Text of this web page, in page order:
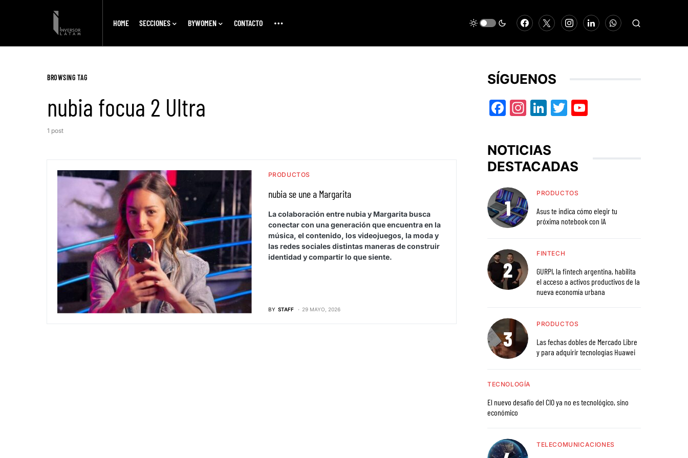
HOME SECCIONES BYWOMEN CONTACTO
BROWSING TAG
nubia focua 2 Ultra
1 post
PRODUCTOS
nubia se une a Margarita
La colaboración entre nubia y Margarita busca
conectar con una generación que encuentra en la
música, el contenido, los videojuegos, la moda y
las redes sociales distintas maneras de construir
identidad y compartir lo que siente.
BY STAFF 29 MAYO, 2026
SÍGUENOS
Facebook
Instagram
LinkedIn
Twitter
NOTICIAS
DESTACADAS
PRODUCTOS
Asus te indica cómo elegir tu
próxima notebook con IA
FINTECH
GURPI, la fintech argentina, habilita
el acceso a activos productivos de la
nueva economía urbana
PRODUCTOS
Las fechas dobles de Mercado Libre
y para adquirir tecnologías Huawei
TECNOLOGÍA
El nuevo desafío del CIO ya no es tecnológico, sino
económico
TELECOMUNICACIONES